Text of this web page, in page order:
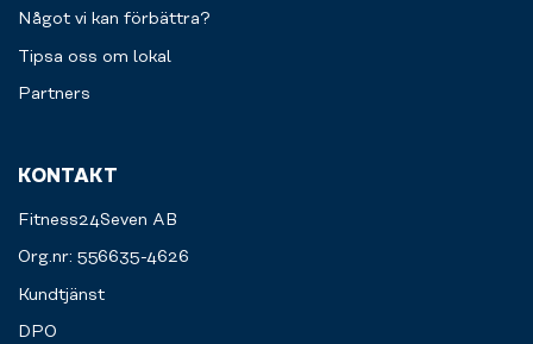
Något vi kan förbättra?
Tipsa oss om lokal
Partners
KONTAKT
Fitness24Seven AB
Org.nr: 556635-4626
Kundtjänst
DPO